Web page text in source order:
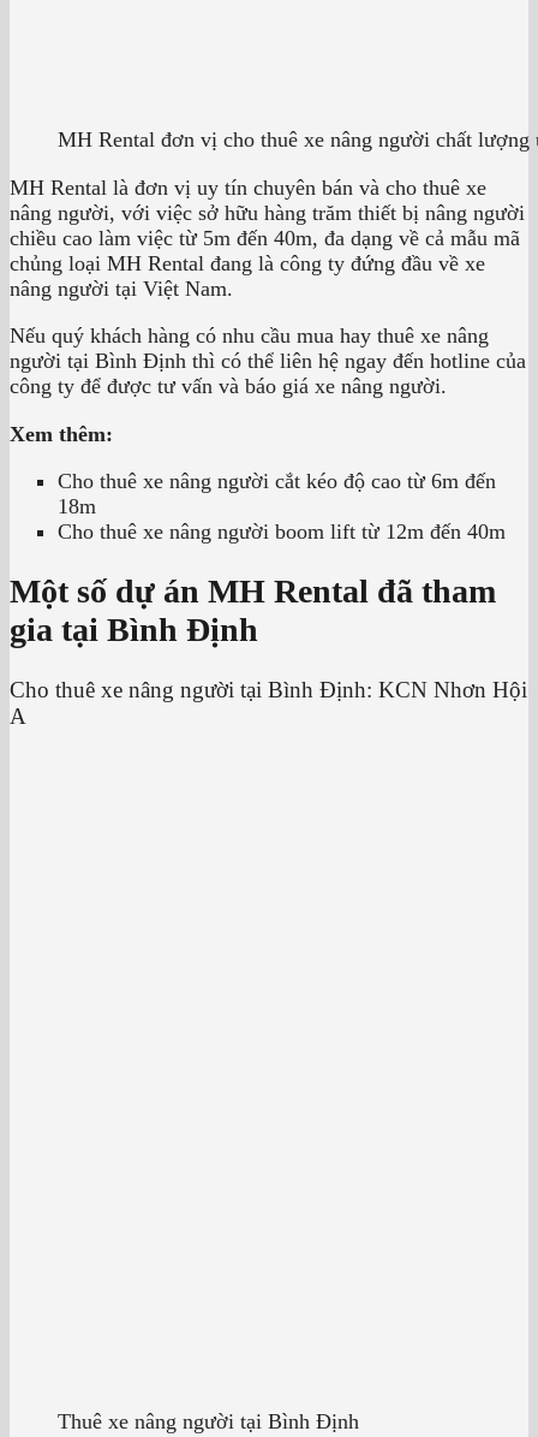
MH Rental đơn vị cho thuê xe nâng người chất lượng
MH Rental là đơn vị uy tín chuyên bán và cho thuê xe
nâng người, với việc sở hữu hàng trăm thiết bị nâng người
chiều cao làm việc từ 5m đến 40m, đa dạng về cả mẫu mã
chủng loại MH Rental đang là công ty đứng đầu về xe
nâng người tại Việt Nam.
Nếu quý khách hàng có nhu cầu mua hay thuê xe nâng
người tại Bình Định thì có thể liên hệ ngay đến hotline của
công ty để được tư vấn và báo giá xe nâng người.
Xem thêm:
Cho thuê xe nâng người cắt kéo độ cao từ 6m đến
18m
Cho thuê xe nâng người boom lift từ 12m đến 40m
Một số dự án MH Rental đã tham
gia tại Bình Định
Cho thuê xe nâng người tại Bình Định: KCN Nhơn Hội
A
Thuê xe nâng người tại Bình Định